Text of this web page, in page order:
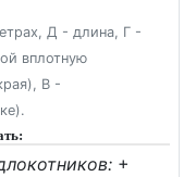
Д - длина, Г -
вплотную
В -
+